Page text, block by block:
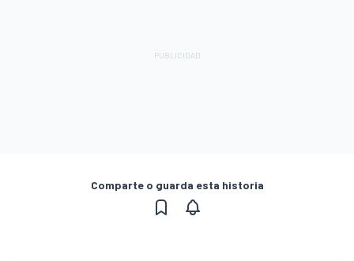
Comparte o guarda esta historia